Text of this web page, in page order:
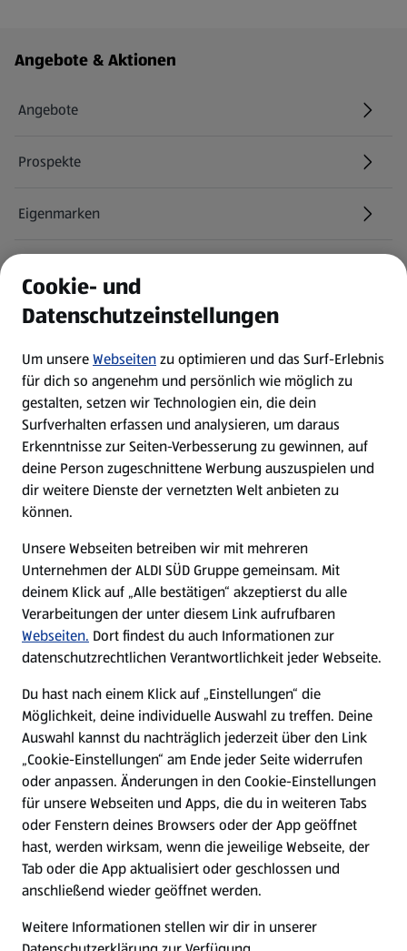
Fußzeilenmenü - weitere Links
Angebote & Aktionen
Angebote
Prospekte
Eigenmarken
Newsletter
WhatsApp
Über ALDI SÜD
Filialen
Nachhaltigkeit
Karriere
Presse
Hilfe & Kontakt
(öffnet in einem neuen Tab)
Unternehmen
Folge uns hier:
Cookie- und
Datenschutzeinstellungen
Um unsereWebseitenzu optimieren und das Surf-Erlebnis
für dich so angenehm und persönlich wie möglich zu
gestalten, setzen wir Technologien ein, die dein
Surfverhalten erfassen und analysieren, um daraus
Erkenntnisse zur Seiten-Verbesserung zu gewinnen, auf
deine Person zugeschnittene Werbung auszuspielen und
dir weitere Dienste der vernetzten Welt anbieten zu
können.
Unsere Webseiten betreiben wir mit mehreren
Unternehmen der ALDI SÜD Gruppe gemeinsam. Mit
deinem Klick auf „Alle bestätigen“ akzeptierst du alle
Verarbeitungen der unter diesem Link aufrufbaren
Webseiten. Dort findest du auch Informationen zur
datenschutzrechtlichen Verantwortlichkeit jeder Webseite.
Du hast nach einem Klick auf „Einstellungen“ die
Möglichkeit, deine individuelle Auswahl zu treffen. Deine
Auswahl kannst du nachträglich jederzeit über den Link
„Cookie-Einstellungen“ am Ende jeder Seite widerrufen
oder anpassen. Änderungen in den Cookie-Einstellungen
für unsere Webseiten und Apps, die du in weiteren Tabs
oder Fenstern deines Browsers oder der App geöffnet
hast, werden wirksam, wenn die jeweilige Webseite, der
Tab oder die App aktualisiert oder geschlossen und
anschließend wieder geöffnet werden.
Weitere Informationen stellen wir dir in unserer